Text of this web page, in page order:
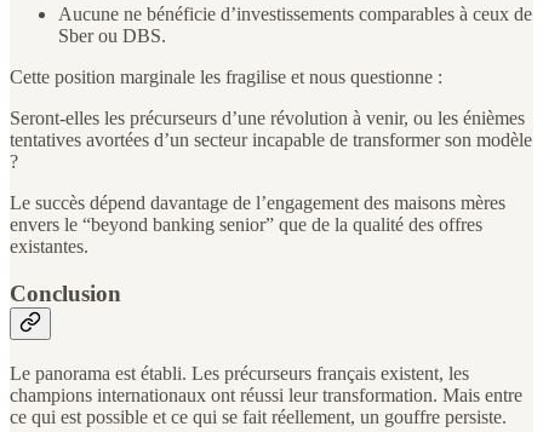
Aucune ne bénéficie d’investissements comparables à ceux de
Sber ou DBS.
Cette position marginale les fragilise et nous questionne :
Seront-elles les précurseurs d’une révolution à venir, ou les énièmes
tentatives avortées d’un secteur incapable de transformer son modèle
?
Le succès dépend davantage de l’engagement des maisons mères
envers le “beyond banking senior” que de la qualité des offres
existantes.
Conclusion
Le panorama est établi. Les précurseurs français existent, les
champions internationaux ont réussi leur transformation. Mais entre
ce qui est possible et ce qui se fait réellement, un gouffre persiste.